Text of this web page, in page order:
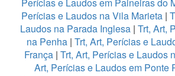
Perícias e Laudos em Paineiras do
Perícias e Laudos na Vila Marieta |
Laudos na Parada Inglesa | Trt, Art,
na Penha | Trt, Art, Perícias e
França | Trt, Art, Perícias e Laudos
Art, Perícias e Laudos em Ponte